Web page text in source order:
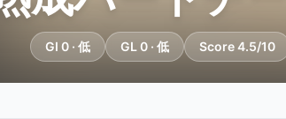
GI 0 · 低 GL 0 · 低 Score 4.5/10